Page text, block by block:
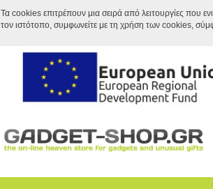
Τα cookies επιτρέπουν μια σειρά από λειτουργίες που
τον ιστότοπο, συμφωνείτε με τη χρήση των cookies,